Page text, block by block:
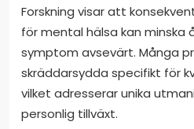
Forskning visar att
för mental hälsa kan minska
symptom avsevärt. Många
skräddarsydda specifikt för
vilket adresserar unika
personlig tillväxt.